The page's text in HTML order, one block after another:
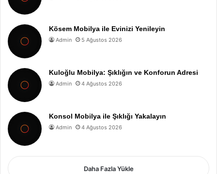
Kösem Mobilya ile Evinizi Yenileyin
Admin 5 Ağustos 2026
Kuloğlu Mobilya: Şıklığın ve Konforun Adresi
Admin 4 Ağustos 2026
Konsol Mobilya ile Şıklığı Yakalayın
Admin 4 Ağustos 2026
Daha Fazla Yükle